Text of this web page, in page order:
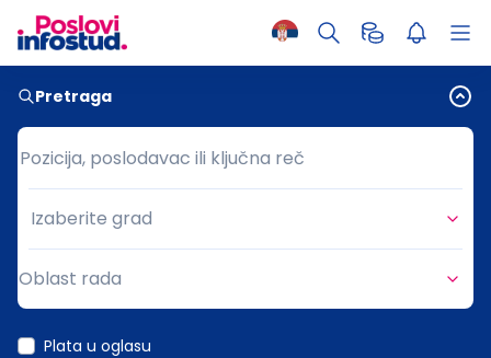
Pretraga
Pozicija, poslodavac ili ključna reč
Pozicija, poslodavac ili ključna reč
Grad
Izaberite grad
Oblast rada
Plata u oglasu